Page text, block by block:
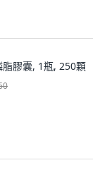
脂膠囊, 1瓶, 250顆